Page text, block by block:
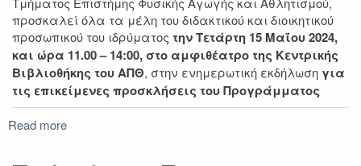
προσκαλεί όλα τα μέλη του διδακτικού και διοικητικού
προσωπικού του ιδρύματος την Τετάρτη 15 Μαΐου 2024,
και ώρα 11.00 – 14:00, στο αμφιθέατρο της Κεντρικής
Βιβλιοθήκης του ΑΠΘ, στην ενημερωτική εκδήλωση για
τις επικείμενες προσκλήσεις του Προγράμματος
Read more